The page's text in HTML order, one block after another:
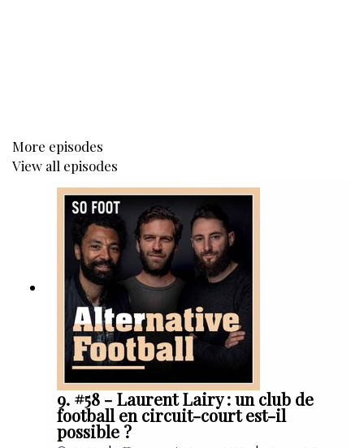
More episodes
View all episodes
9. #58 - Laurent Lairy : un club de
football en circuit-court est-il
possible ?